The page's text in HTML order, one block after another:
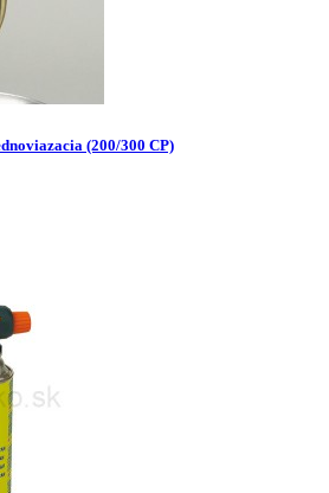
(200/300 CP)